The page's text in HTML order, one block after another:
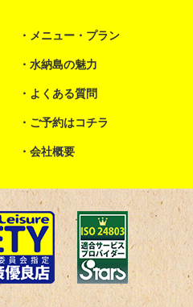
メニュー・プラン
水納島の魅力
よくある質問
ご予約はコチラ
会社概要